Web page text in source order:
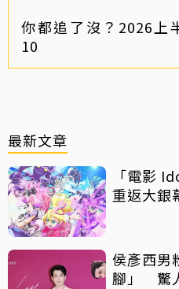
你都追了沒？2026上
10
最新文章
「電影
重返大銀
侯彥西男
腳」 驚